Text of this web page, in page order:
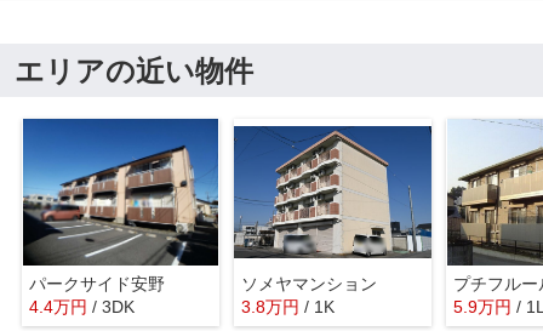
エリアの近い物件
パークサイド安野
4.4万円 / 3DK
ソメヤマンション
3.8万円 / 1K
プチフル
5.9万円 /